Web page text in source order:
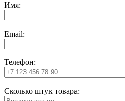
Имя:
Email:
Телефон:
Сколько штук товара: